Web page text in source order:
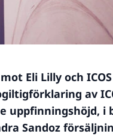
Eli Lilly och
av
i
Sandoz